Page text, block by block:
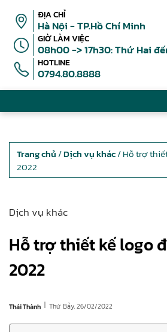
ĐỊA CHỈ
Hà Nội - TP.Hồ Chí Minh
GIỜ LÀM VIỆC
08h00 -> 17h30: Thứ Hai
HOTLINE
0794.80.8888
Trang chủ /Dịch vụ khác/ Hỗ trợ
2022
Dịch vụ khác
Hỗ trợ thiết kế logo
2022
Thái Thành | Thứ Bảy, 26/02/2022